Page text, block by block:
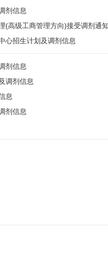
剂信息
(高级工商管理方向)接受调剂通知
心招生计划及调剂信息
剂信息
调剂信息
息
剂信息